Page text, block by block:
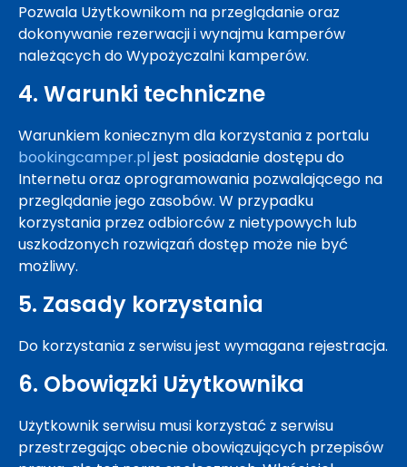
Pozwala Użytkownikom na przeglądanie oraz
dokonywanie rezerwacji i wynajmu kamperów
należących do Wypożyczalni kamperów.
4. Warunki techniczne
Warunkiem koniecznym dla korzystania z portalu
bookingcamper.pljest posiadanie dostępu do
Internetu oraz oprogramowania pozwalającego na
przeglądanie jego zasobów. W przypadku
korzystania przez odbiorców z nietypowych lub
uszkodzonych rozwiązań dostęp może nie być
możliwy.
5. Zasady korzystania
Do korzystania z serwisu jest wymagana rejestracja.
6. Obowiązki Użytkownika
Użytkownik serwisu musi korzystać z serwisu
przestrzegając obecnie obowiązujących przepisów